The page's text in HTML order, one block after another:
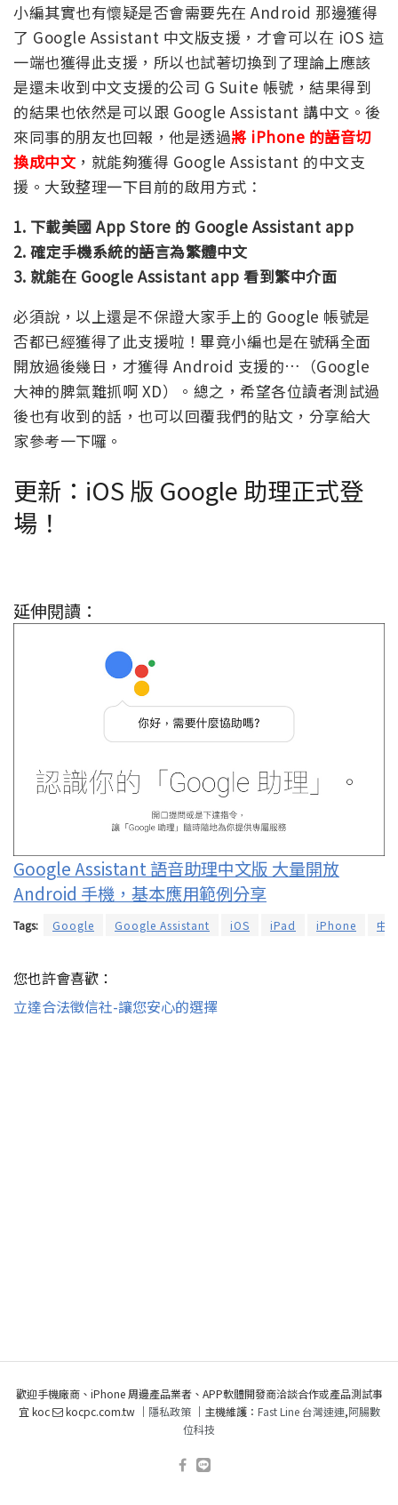
小編其實也有懷疑是否會需要先在 Android 那邊獲得
了 Google Assistant 中文版支援，才會可以在 iOS 這
一端也獲得此支援，所以也試著切換到了理論上應該
是還未收到中文支援的公司 G Suite 帳號，結果得到
的結果也依然是可以跟 Google Assistant 講中文。後
來同事的朋友也回報，他是透過將 iPhone 的語音切
換成中文，就能夠獲得 Google Assistant 的中文支
援。大致整理一下目前的啟用方式：
1. 下載美國 App Store 的 Google Assistant app
2. 確定手機系統的語言為繁體中文
3. 就能在 Google Assistant app 看到繁中介面
必須說，以上還是不保證大家手上的 Google 帳號是
否都已經獲得了此支援啦！畢竟小編也是在號稱全面
開放過後幾日，才獲得 Android 支援的…（Google
大神的脾氣難抓啊 XD）。總之，希望各位讀者測試過
後也有收到的話，也可以回覆我們的貼文，分享給大
家參考一下囉。
更新：iOS 版 Google 助理正式登
場！
延伸閱讀：
Google Assistant 語音助理中文版 大量開放
Android 手機，基本應用範例分享
Tags: Google Google Assistant iOS iPad iPhone 中
您也許會喜歡：
立達合法徵信社-讓您安心的選擇
歡迎手機廠商、iPhone 周邊產品業者、APP軟體開發商洽談合作或產品測試事
宜 koc
kocpc.com.tw ｜ 隱私政策｜主機維護： Fast Line 台灣速連,阿腸數
位科技